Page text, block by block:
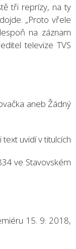
tři reprízy, na ty
„Proto vřele
na záznam
televize TVS
aneb Žádný
uvidí v titulcích
ve Stavovském
15. 9. 2018,